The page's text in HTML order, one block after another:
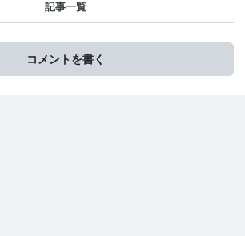
記事一覧
コメントを書く